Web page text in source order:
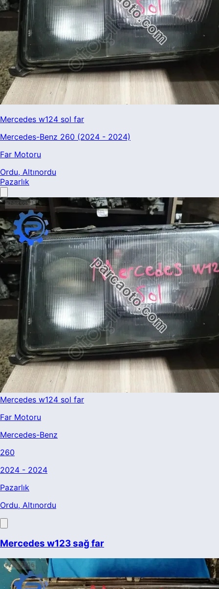
Mercedes w124 sol far
Mercedes-Benz 260 (2024 - 2024)
Far Motoru
Ordu, Altınordu
Pazarlık
Mercedes w124 sol far
Far Motoru
Mercedes-Benz
260
2024 - 2024
Pazarlık
Ordu, Altınordu
Mercedes w123 sağ far